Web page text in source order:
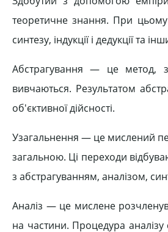
теоретичне знання. При цьому
синтезу, індукції і дедукції та
Абстрагування — це метод,
вивчаються. Результатом
об'єктивної дійсності.
Узагальнення — це мислений
загальною. Ці переходи
з абстрагуванням, аналізом,
Аналіз — це мислене
на частини. Процедура